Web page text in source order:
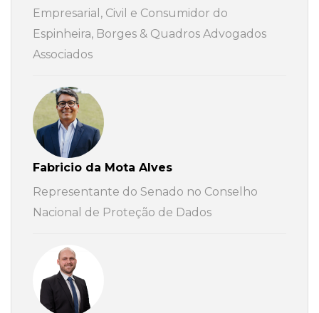
Empresarial, Civil e Consumidor do
Espinheira, Borges & Quadros Advogados
Associados
Fabricio da Mota Alves
Representante do Senado no Conselho
Nacional de Proteção de Dados